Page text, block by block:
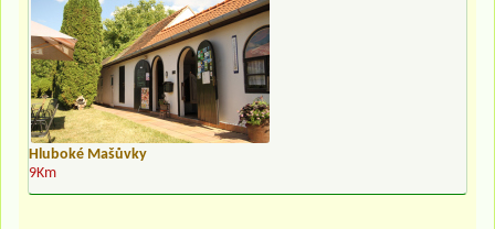
Hluboké Mašůvky
9Km